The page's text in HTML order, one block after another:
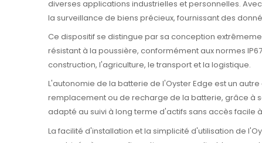
diverses applications industrielles et personnelles.
la surveillance de biens précieux, fournissant des
Ce dispositif se distingue par sa conception
résistant à la poussière, conformément aux normes
construction, l'agriculture, le transport et la logistique.
L'autonomie de la batterie de l'Oyster Edge est un
remplacement ou de recharge de la batterie, grâce à
adapté au suivi à long terme d'actifs sans accès facile
La facilité d'installation et la simplicité d'utilisation de